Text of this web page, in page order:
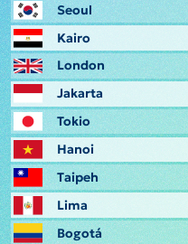
Seoul
Kairo
London
Jakarta
Tokio
Hanoi
Taipeh
Lima
Bogotá